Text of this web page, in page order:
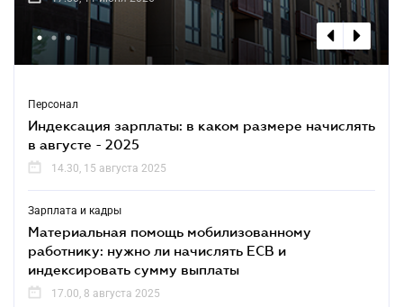
Персонал
Индексация зарплаты: в каком размере начислять
в августе - 2025
14.30, 15 августа 2025
Зарплата и кадры
Материальная помощь мобилизованному
работнику: нужно ли начислять ЕСВ и
индексировать сумму выплаты
17.00, 8 августа 2025